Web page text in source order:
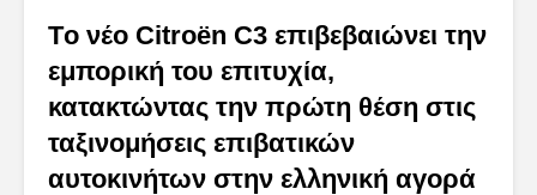
Tο νέο Citroën C3 επιβεβαιώνει την
εμπορική του επιτυχία,
κατακτώντας την πρώτη θέση στις
ταξινομήσεις επιβατικών
αυτοκινήτων στην ελληνική αγορά